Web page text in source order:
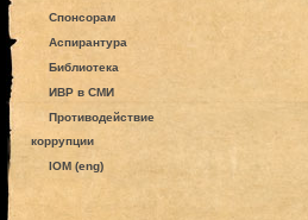
Спонсорам
Аспирантура
Библиотека
ИВР в СМИ
Противодействие
коррупции
IOM (eng)